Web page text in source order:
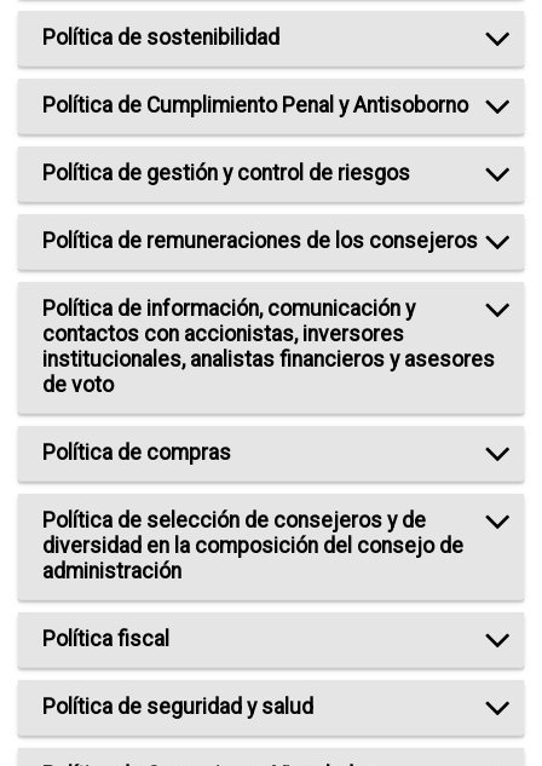
Política de sostenibilidad
Política de Cumplimiento Penal y Antisoborno
Política de gestión y control de riesgos
Política de remuneraciones de los consejeros
Política de información, comunicación y
contactos con accionistas, inversores
institucionales, analistas financieros y asesores
de voto
Política de compras
Política de selección de consejeros y de
diversidad en la composición del consejo de
administración
Política fiscal
Política de seguridad y salud